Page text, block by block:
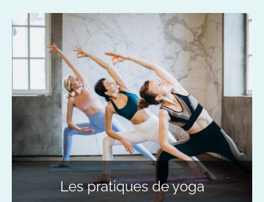
Les pratiques de yoga